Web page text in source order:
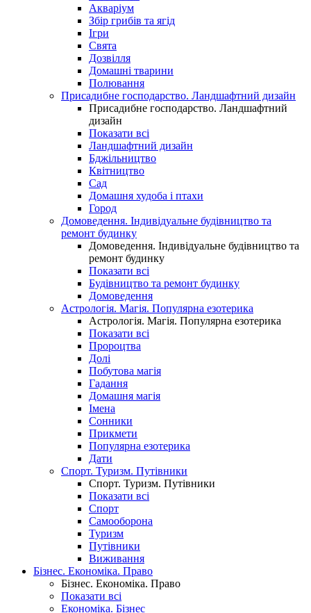
Акваріум
Збір грибів та ягід
Ігри
Свята
Дозвілля
Домашні тварини
Полювання
Присадибне господарство. Ландшафтний дизайн
Присадибне господарство. Ландшафтний
дизайн
Показати всі
Ландшафтний дизайн
Бджільництво
Квітництво
Сад
Домашня худоба і птахи
Город
Домоведення. Індивідуальне будівництво та
ремонт будинку
Домоведення. Індивідуальне будівництво та
ремонт будинку
Показати всі
Будівництво та ремонт будинку
Домоведення
Астрологія. Магія. Популярна езотерика
Астрологія. Магія. Популярна езотерика
Показати всі
Пророцтва
Долі
Побутова магія
Гадання
Домашня магія
Імена
Сонники
Прикмети
Популярна езотерика
Дати
Спорт. Туризм. Путівники
Спорт. Туризм. Путівники
Показати всі
Спорт
Самооборона
Туризм
Путівники
Виживання
Бізнес. Економіка. Право
Бізнес. Економіка. Право
Показати всі
Економіка. Бізнес